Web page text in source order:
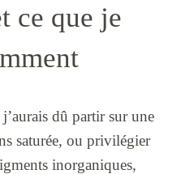
ce que je
dû partir sur une
saturée, ou privilégier
inorganiques,